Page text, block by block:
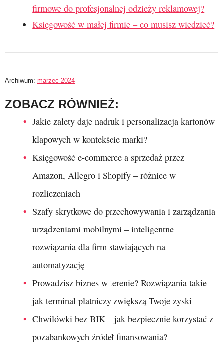
firmowe do profesjonalnej odzieży reklamowej?
Księgowość w małej firmie – co musisz wiedzieć?
Archiwum: marzec 2024
ZOBACZ RÓWNIEŻ:
Jakie zalety daje nadruk i personalizacja kartonów
klapowych w kontekście marki?
Księgowość e-commerce a sprzedaż przez
Amazon, Allegro i Shopify – różnice w
rozliczeniach
Szafy skrytkowe do przechowywania i zarządzania
urządzeniami mobilnymi – inteligentne
rozwiązania dla firm stawiających na
automatyzację
Prowadzisz biznes w terenie? Rozwiązania takie
jak terminal płatniczy zwiększą Twoje zyski
Chwilówki bez BIK – jak bezpiecznie korzystać z
pozabankowych źródeł finansowania?